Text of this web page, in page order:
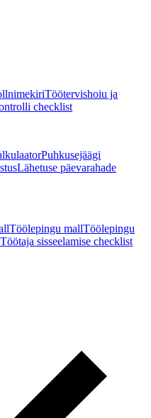
Töötervishoiu ja
checklist
Puhkusejäägi
Lähetuse päevarahade
Töölepingu mallTöölepingu
Töötaja sisseelamise checklist